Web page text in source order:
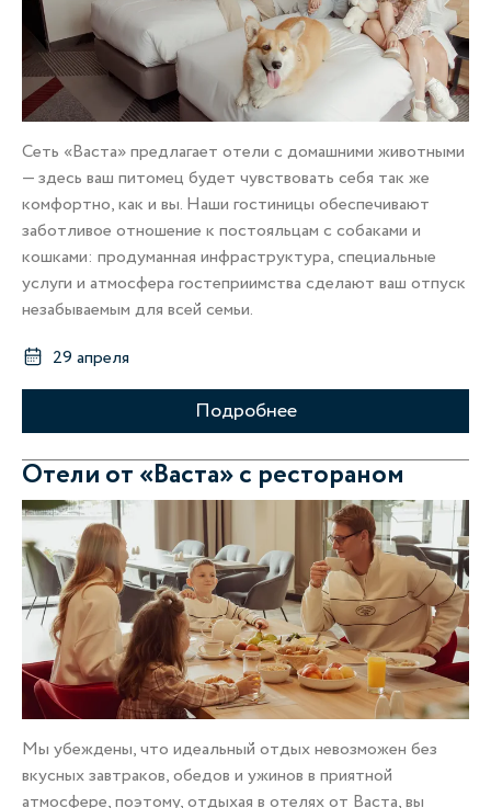
Сеть «Васта» предлагает отели с домашними животными
— здесь ваш питомец будет чувствовать себя так же
комфортно, как и вы. Наши гостиницы обеспечивают
заботливое отношение к постояльцам с собаками и
кошками: продуманная инфраструктура, специальные
услуги и атмосфера гостеприимства сделают ваш отпуск
незабываемым для всей семьи.
29 апреля
Подробнее
Отели от «Васта» с рестораном
Мы убеждены, что идеальный отдых невозможен без
вкусных завтраков, обедов и ужинов в приятной
атмосфере, поэтому, отдыхая в отелях от Васта, вы